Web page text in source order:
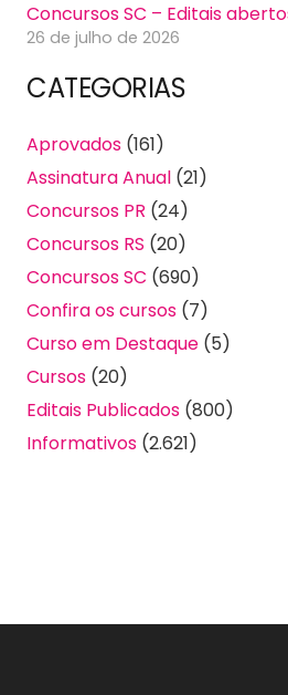
Concursos SC – Editais
26 de julho de 2026
CATEGORIAS
Aprovados (161)
Assinatura Anual (21)
Concursos PR (24)
Concursos RS (20)
Concursos SC (690)
Confira os cursos (7)
Curso em Destaque (5)
Cursos (20)
Editais Publicados (800)
Informativos (2.621)